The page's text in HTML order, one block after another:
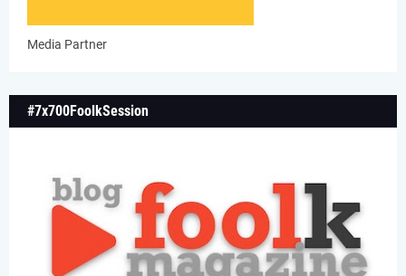
Media Partner
#7x700FoolkSession